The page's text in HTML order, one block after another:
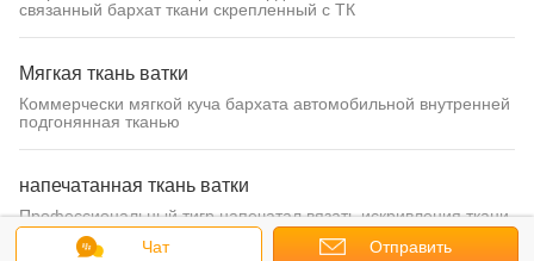
связанный бархат ткани скрепленный с ТК
Мягкая ткань ватки
Коммерчески мягкой куча бархата автомобильной внутренней
подгонянная тканью
напечатанная ткань ватки
Профессиональный тигр напечатал вязать искривления ткани
220ГСМ~500ГСМ ватки
Чат Отправить